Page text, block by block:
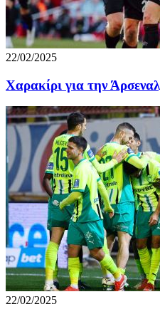
22/02/2025
Χαρακίρι για την
22/02/2025